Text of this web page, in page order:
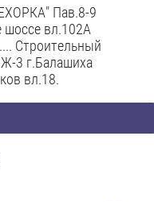
Пав.8-9
шоссе вл.102А
Строительный
3 г.Балашиха
вл.18.